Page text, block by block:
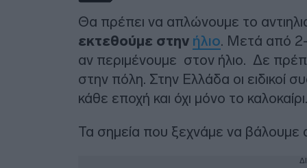
Θα πρέπει να απλώνουμε το
εκτεθούμε στην ήλιο. Μετά από
αν περιμένουμε στον ήλιο. Δε
στην πόλη. Στην Ελλάδα οι ειδικοί
κάθε εποχή και όχι μόνο το καλοκαίρι.
Τα σημεία που ξεχνάμε να βάλουμε